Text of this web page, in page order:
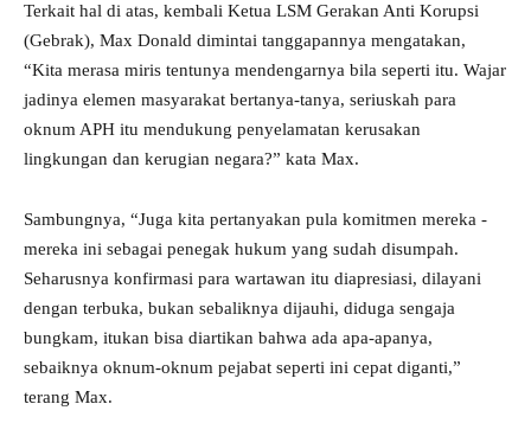
Terkait hal di atas, kembali Ketua LSM Gerakan Anti Korupsi
(Gebrak), Max Donald dimintai tanggapannya mengatakan,
“Kita merasa miris tentunya mendengarnya bila seperti itu. Wajar
jadinya elemen masyarakat bertanya-tanya, seriuskah para
oknum APH itu mendukung penyelamatan kerusakan
lingkungan dan kerugian negara?” kata Max.
Sambungnya, “Juga kita pertanyakan pula komitmen mereka -
mereka ini sebagai penegak hukum yang sudah disumpah.
Seharusnya konfirmasi para wartawan itu diapresiasi, dilayani
dengan terbuka, bukan sebaliknya dijauhi, diduga sengaja
bungkam, itukan bisa diartikan bahwa ada apa-apanya,
sebaiknya oknum-oknum pejabat seperti ini cepat diganti,”
terang Max.